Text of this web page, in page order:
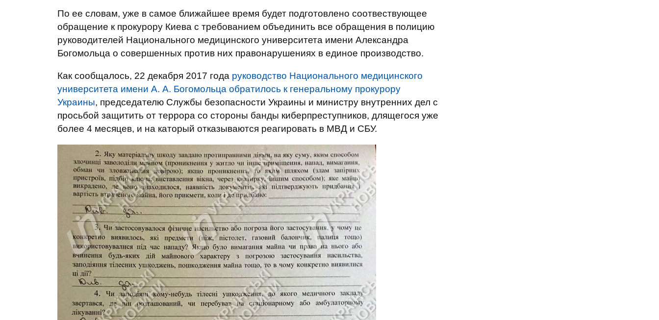
По ее словам, уже в самое ближайшее время будет подготовлено соотвествующее
обращение к прокурору Киева с требованием объединить все обращения в полицию
руководителей Национального медицинского университета имени Александра
Богомольца о совершенных против них правонарушениях в единое производство.
Как сообщалось, 22 декабря 2017 года руководство Национального медицинского
университета имени А. А. Богомольца обратилось к генеральному прокурору
Украины, председателю Службы безопасности Украины и министру внутренних дел с
просьбой защитить от террора со стороны банды киберпреступников, длящегося уже
более 4 месяцев, и на каторый отказываются реагировать в МВД и СБУ.